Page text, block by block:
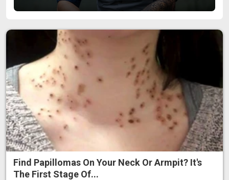
Find Papillomas On Your Neck Or Armpit? It's
The First Stage Of...